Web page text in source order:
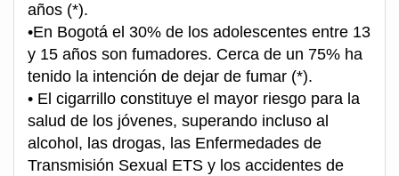
años (*).
•En Bogotá el 30% de los adolescentes entre 13
y 15 años son fumadores. Cerca de un 75% ha
tenido la intención de dejar de fumar (*).
• El cigarrillo constituye el mayor riesgo para la
salud de los jóvenes, superando incluso al
alcohol, las drogas, las Enfermedades de
Transmisión Sexual ETS y los accidentes de